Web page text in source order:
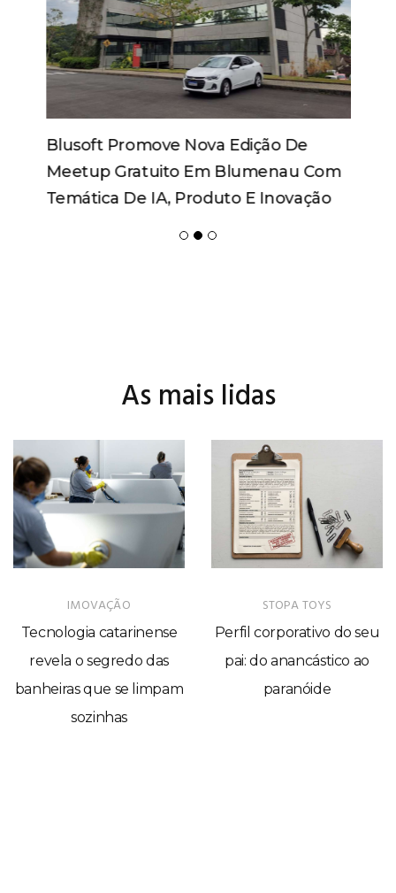
Blusoft Promove Nova Edição De
Meetup Gratuito Em Blumenau Com
Temática De IA, Produto E Inovação
As mais lidas
IMOVAÇÃO
Tecnologia catarinense
revela o segredo das
banheiras que se limpam
sozinhas
STOPA TOYS
Perfil corporativo do seu
pai: do anancástico ao
paranóide